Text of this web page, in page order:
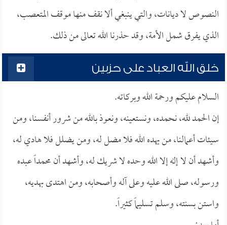
النصوص لا ديانات، والتي ينبغي ألا نقف منها موقف المتعصب،
الذي يفرق شمل الأمة، وقد حذرنا الله تعالى من ذلك.
خلق الله العباد على حزبين
السلام عليكم ورحمة الله وبركاته.
إن الحمد لله، نحمده، ونستعينه، ونعوذ بالله من شرور أنفسنا، ومن
سيئات أعمالنا، من يهده الله فلا مضل له، ومن يضلل فلا هادي له،
وأشهد أن لا إله إلا الله وحده لا شريك له، وأشهد أن محمداً عبده
ورسوله، صلى الله عليه وعلى آله وأصحابه، ومن اهتدى بهديه،
واستن بسنته، وسلم تسليماً كثيراً.